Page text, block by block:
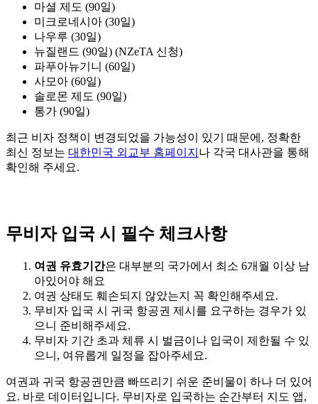
마셜 제도 (90일)
미크로네시아 (30일)
나우루 (30일)
뉴질랜드 (90일) (NZeTA 신청)
파푸아뉴기니 (60일)
사모아 (60일)
솔로몬 제도 (90일)
통가 (90일)
최근 비자 정책이 변경되었을 가능성이 있기 때문에, 정확한
최신 정보는 대한민국 외교부 홈페이지 나 각국 대사관을 통해
확인해 주세요.
무비자 입국 시 필수 체크사항
여권 유효기간은 대부분의 국가에서 최소 6개월 이상 남
아있어야 해요
여권 상태도 훼손되지 않았는지 꼭 확인해주세요.
무비자 입국 시 귀국 항공권 제시를 요구하는 경우가 있
으니 준비해주세요.
무비자 기간 초과 체류 시 벌금이나 입국이 제한될 수 있
으니, 여유롭게 일정을 잡아주세요.
여권과 귀국 항공권만큼 빠뜨리기 쉬운 준비물이 하나 더 있어
요. 바로 데이터입니다. 무비자로 입국하는 순간부터 지도 앱,